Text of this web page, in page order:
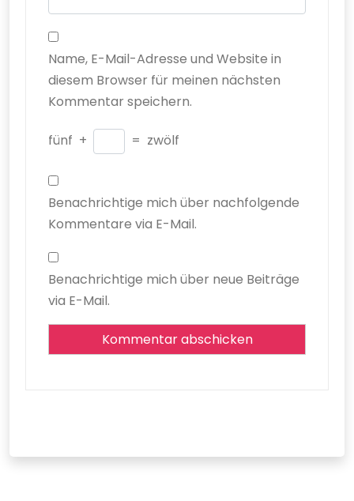
Name, E-Mail-Adresse und Website in
diesem Browser für meinen nächsten
Kommentar speichern.
fünf + = zwölf
Benachrichtige mich über nachfolgende
Kommentare via E-Mail.
Benachrichtige mich über neue Beiträge
via E-Mail.